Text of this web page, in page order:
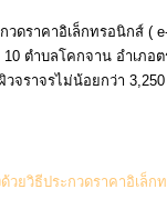
ดราคาอิเล็กทรอนิกส์ (
ตำบลโคกจาน อำเภอ
จราจรไม่น้อยกว่า
วยวิธีประกวดราคาอิเล็ก